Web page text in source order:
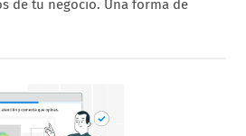
de tu negocio. Una forma de